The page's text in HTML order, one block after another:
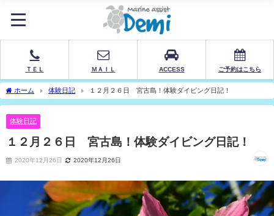
ＴＥＬ ＭＡＩＬ ACCESS ご予約はこちら
ホーム 体験日記 １２月２６日 宮古島！体験ダイビング日記！
体験日記
１２月２６日 宮古島！体験ダイビング日記！
2020年12月26日 2020年12月26日